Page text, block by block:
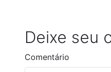
Deixe seu
Comentário